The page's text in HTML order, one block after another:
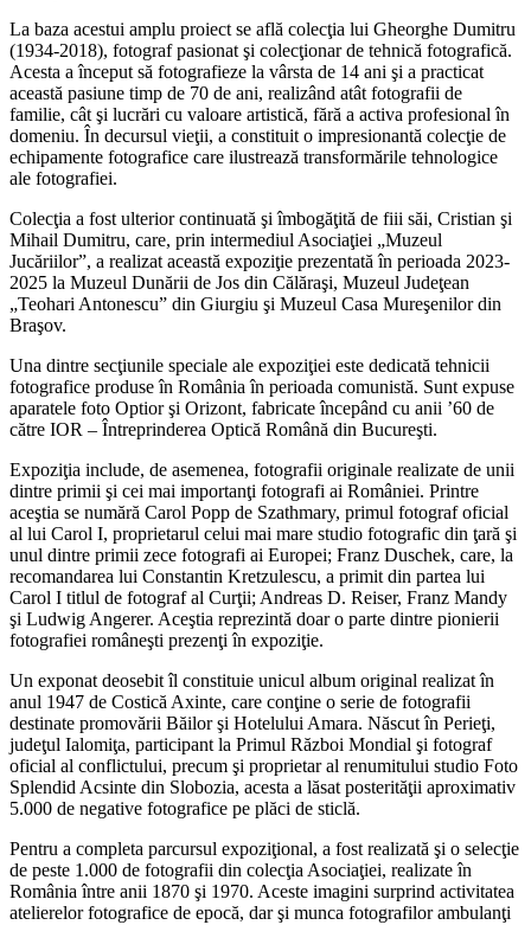
La baza acestui amplu proiect se află colecţia lui Gheorghe Dumitru
(1934-2018), fotograf pasionat şi colecţionar de tehnică fotografică.
Acesta a început să fotografieze la vârsta de 14 ani şi a practicat
această pasiune timp de 70 de ani, realizând atât fotografii de
familie, cât şi lucrări cu valoare artistică, fără a activa profesional în
domeniu. În decursul vieţii, a constituit o impresionantă colecţie de
echipamente fotografice care ilustrează transformările tehnologice
ale fotografiei.
Colecţia a fost ulterior continuată şi îmbogăţită de fiii săi, Cristian şi
Mihail Dumitru, care, prin intermediul Asociaţiei „Muzeul
Jucăriilor”, a realizat această expoziţie prezentată în perioada 2023-
2025 la Muzeul Dunării de Jos din Călăraşi, Muzeul Judeţean
„Teohari Antonescu” din Giurgiu şi Muzeul Casa Mureşenilor din
Braşov.
Una dintre secţiunile speciale ale expoziţiei este dedicată tehnicii
fotografice produse în România în perioada comunistă. Sunt expuse
aparatele foto Optior şi Orizont, fabricate începând cu anii ’60 de
către IOR – Întreprinderea Optică Română din Bucureşti.
Expoziţia include, de asemenea, fotografii originale realizate de unii
dintre primii şi cei mai importanţi fotografi ai României. Printre
aceştia se numără Carol Popp de Szathmary, primul fotograf oficial
al lui Carol I, proprietarul celui mai mare studio fotografic din ţară şi
unul dintre primii zece fotografi ai Europei; Franz Duschek, care, la
recomandarea lui Constantin Kretzulescu, a primit din partea lui
Carol I titlul de fotograf al Curţii; Andreas D. Reiser, Franz Mandy
şi Ludwig Angerer. Aceştia reprezintă doar o parte dintre pionierii
fotografiei româneşti prezenţi în expoziţie.
Un exponat deosebit îl constituie unicul album original realizat în
anul 1947 de Costică Axinte, care conţine o serie de fotografii
destinate promovării Băilor şi Hotelului Amara. Născut în Perieţi,
judeţul Ialomiţa, participant la Primul Război Mondial şi fotograf
oficial al conflictului, precum şi proprietar al renumitului studio Foto
Splendid Acsinte din Slobozia, acesta a lăsat posterităţii aproximativ
5.000 de negative fotografice pe plăci de sticlă.
Pentru a completa parcursul expoziţional, a fost realizată şi o selecţie
de peste 1.000 de fotografii din colecţia Asociaţiei, realizate în
România între anii 1870 şi 1970. Aceste imagini surprind activitatea
atelierelor fotografice de epocă, dar şi munca fotografilor ambulanţi